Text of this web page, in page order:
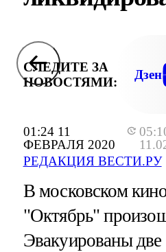
01:24 11
ФЕВРАЛЯ 2020
РЕДАКЦИЯ ВЕСТИ.РУ
СЛЕДИТЕ ЗА
НОВОСТЯМИ:
Дзен
В московском
"Октябрь"
Эвакуированы